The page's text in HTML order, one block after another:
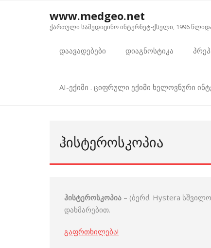
www.medgeo.net
ქართული სამედიცინო ინტერნეტ-ქსელი, 1996
დაავადებები დიაგნოსტიკა
AI-ექიმი . ციფრული ექიმი ხელოვნური
ᲰᲘᲡᲢᲔᲠᲝᲡᲙᲝᲞᲘᲐ
ჰისტეროსკოპია – (ბერძ. Hystera
დახმარებით.
გაფრთხილება!